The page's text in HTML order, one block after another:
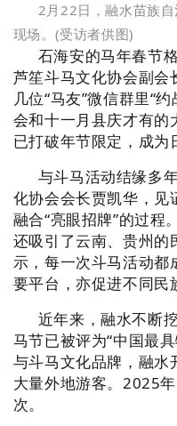
2月22日，融水苗族
现场。(受访者供图)
石海安的马年春节
芦笙斗马文化协会副会
几位“马友”微信群里“
会和十一月县庆才有的
已打破年节限定，成为
与斗马活动结缘多
化协会会长贾凯华，见
融合“亮眼招牌”的过程
还吸引了云南、贵州的
示，每一次斗马活动都
要平台，亦促进不同民
近年来，融水不断
马节已被评为“中国最
与斗马文化品牌，融水
大量外地游客。2025
次。